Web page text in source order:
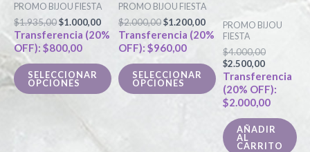
PROMO BIJOU FIESTA
$1.935,00$1.000,00
Transferencia (20%
OFF): $800,00
SELECCIONAR
OPCIONES
variantes.
Las
opciones
pueden
PROMO BIJOU FIESTA
$2.000,00$1.200,00
Transferencia (20%
OFF): $960,00
SELECCIONAR
OPCIONES
Las
opciones
se
pueden
elegir
PROMO BIJOU
FIESTA
$4.000,00
$2.500,00
Transferencia
(20% OFF):
$2.000,00
AÑADIR
AL
CARRITO